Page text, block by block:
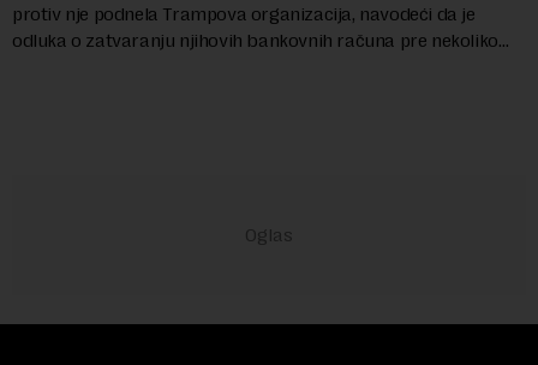
protiv nje podnela Trampova organizacija, navodeći da je
odluka o zatvaranju njihovih bankovnih računa pre nekoliko